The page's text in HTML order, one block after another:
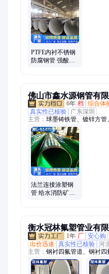
PTFE内衬不锈钢
防腐钢管 强酸强
佛山市鑫水源钢管有限
6年 档 综合体
真实性已核验
广东深圳
主营： 球墨铸铁管、镀锌方
旋钢管、涂塑钢管、环氧粉
管、3pe钢管、聚乙烯防腐钢
管、8710防腐钢管、弯头、
油二布、三油一步
法兰连接涂塑钢
管 给水消防矿用
衡水冠林氟塑管业有限
1年 厂 安心购
出价迅速
真实性已核验 河
主营： 钢衬四氟管道、钢衬四
防腐储罐、衬四氟管道、衬
pe储罐、四氟波纹软管、pe衬